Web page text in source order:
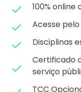
100% online
Acesse
Disciplinas
Certificado
serviço
TCC